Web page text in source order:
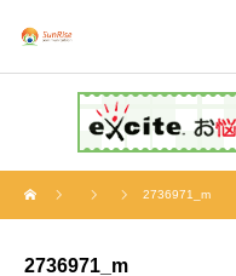
2736971_m
2736971_m